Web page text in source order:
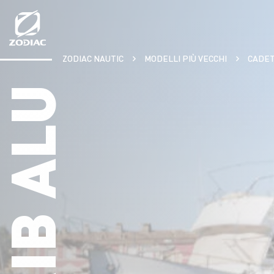
contenu
ZODIAC NAUTIC MODELLI PIÙ VECCHI